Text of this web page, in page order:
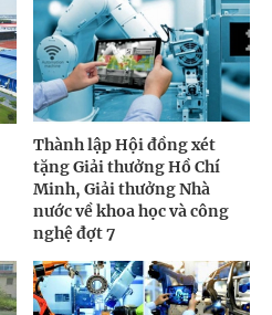
Thành lập Hội đồng xét
tặng Giải thưởng Hồ Chí
Minh, Giải thưởng Nhà
nước về khoa học và công
nghệ đợt 7